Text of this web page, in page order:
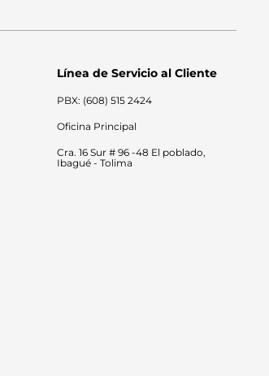
Línea de Servicio al Cliente
PBX: (608) 515 2424
Oficina Principal
Cra. 16 Sur # 96 -48 El poblado,
Ibagué - Tolima